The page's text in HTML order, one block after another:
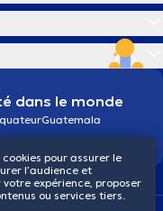
dans le monde
Guatemala
pour assurer le
l’audience et
expérience, proposer
ou services tiers.